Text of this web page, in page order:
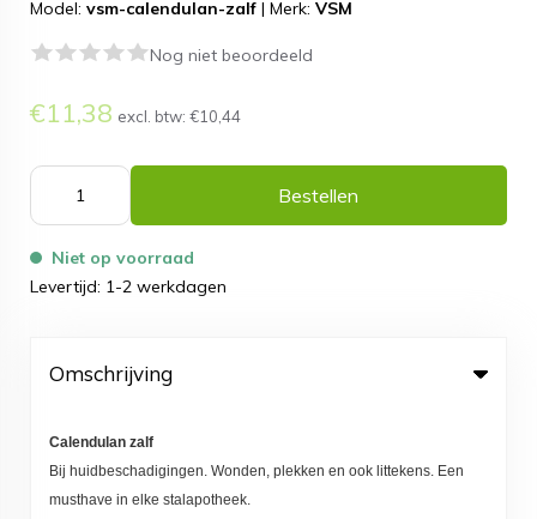
Model: vsm-calendulan-zalf | Merk: VSM
Nog niet beoordeeld
€11,38 excl. btw: €10,44
Bestellen
Niet op voorraad
Levertijd: 1-2 werkdagen
Omschrijving
Calendulan zalf
Bij huidbeschadigingen. Wonden, plekken en ook littekens. Een
musthave in elke stalapotheek.